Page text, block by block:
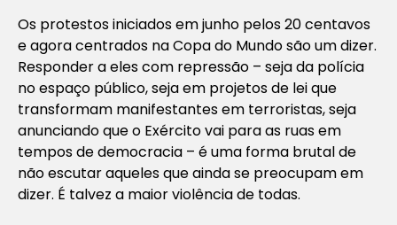
Os protestos iniciados em junho pelos 20 centavos
e agora centrados na Copa do Mundo são um dizer.
Responder a eles com repressão – seja da polícia
no espaço público, seja em projetos de lei que
transformam manifestantes em terroristas, seja
anunciando que o Exército vai para as ruas em
tempos de democracia – é uma forma brutal de
não escutar aqueles que ainda se preocupam em
dizer. É talvez a maior violência de todas.